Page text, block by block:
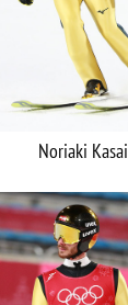
Noriaki Kasai